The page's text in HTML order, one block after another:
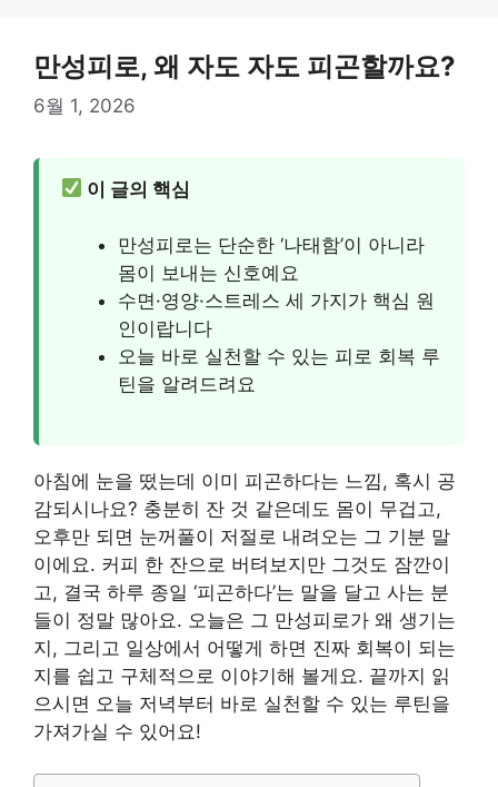
만성피로, 왜 자도 자도 피곤할까요?
6월 1, 2026
이 글의 핵심
만성피로는 단순한 ‘나태함’이 아니라
몸이 보내는 신호예요
수면·영양·스트레스 세 가지가 핵심 원
인이랍니다
오늘 바로 실천할 수 있는 피로 회복 루
틴을 알려드려요
아침에 눈을 떴는데 이미 피곤하다는 느낌, 혹시 공
감되시나요? 충분히 잔 것 같은데도 몸이 무겁고,
오후만 되면 눈꺼풀이 저절로 내려오는 그 기분 말
이에요. 커피 한 잔으로 버텨보지만 그것도 잠깐이
고, 결국 하루 종일 ‘피곤하다’는 말을 달고 사는 분
들이 정말 많아요. 오늘은 그 만성피로가 왜 생기는
지, 그리고 일상에서 어떻게 하면 진짜 회복이 되는
지를 쉽고 구체적으로 이야기해 볼게요. 끝까지 읽
으시면 오늘 저녁부터 바로 실천할 수 있는 루틴을
가져가실 수 있어요!